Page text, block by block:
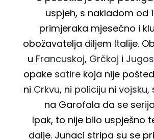
uspjeh, s nakladom od
primjeraka mjesečno i
obožavatelja diljem Italije.
u Francuskoj, Grčkoj i
opake satirekoja nije
ni Crkvu, ni policiju ni vojsku,
na Garofala da se
Ipak, to nije bilo uspješno
dalje. Junaci stripa su se